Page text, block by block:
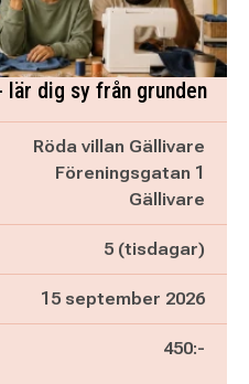
lär dig sy från grunden
Röda villan Gällivare
Föreningsgatan 1
Gällivare
5 (tisdagar)
15 september 2026
450:-